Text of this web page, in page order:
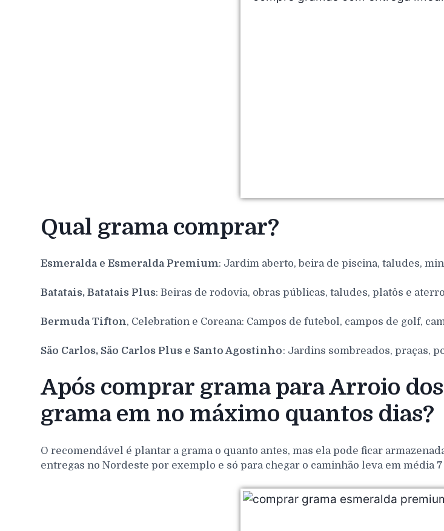
Qual grama comprar?
Esmeralda e Esmeralda Premium: Jardim aberto, beira de piscina, taludes,
Batatais, Batatais Plus: Beiras de rodovia, obras públicas, taludes, platôs e
Bermuda Tifton, Celebration e Coreana: Campos de futebol, campos de golf,
São Carlos, São Carlos Plus e Santo Agostinho: Jardins sombreados, praças,
Após comprar grama para Arroio
grama em no máximo quantos dias?
O recomendável é plantar a grama o quanto antes, mas ela pode ficar
entregas no Nordeste por exemplo e só para chegar o caminhão leva em média